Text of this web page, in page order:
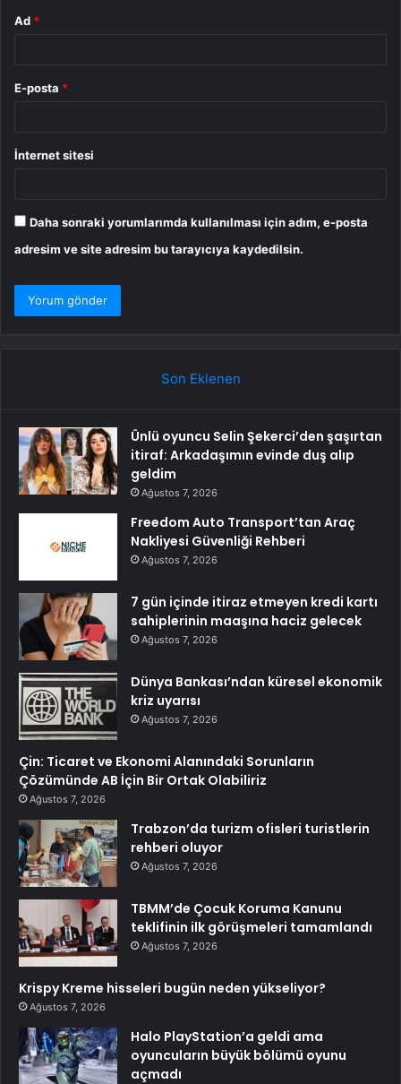
Ad *
E-posta *
İnternet sitesi
Daha sonraki yorumlarımda kullanılması için adım, e-posta
adresim ve site adresim bu tarayıcıya kaydedilsin.
Son Eklenen
Ünlü oyuncu Selin Şekerci’den şaşırtan
itiraf: Arkadaşımın evinde duş alıp
geldim
Ağustos 7, 2026
Freedom Auto Transport’tan Araç
Nakliyesi Güvenliği Rehberi
Ağustos 7, 2026
7 gün içinde itiraz etmeyen kredi kartı
sahiplerinin maaşına haciz gelecek
Ağustos 7, 2026
Dünya Bankası’ndan küresel ekonomik
kriz uyarısı
Ağustos 7, 2026
Çin: Ticaret ve Ekonomi Alanındaki Sorunların
Çözümünde AB İçin Bir Ortak Olabiliriz
Ağustos 7, 2026
Trabzon’da turizm ofisleri turistlerin
rehberi oluyor
Ağustos 7, 2026
TBMM’de Çocuk Koruma Kanunu
teklifinin ilk görüşmeleri tamamlandı
Ağustos 7, 2026
Krispy Kreme hisseleri bugün neden yükseliyor?
Ağustos 7, 2026
Halo PlayStation’a geldi ama
oyuncuların büyük bölümü oyunu
açmadı